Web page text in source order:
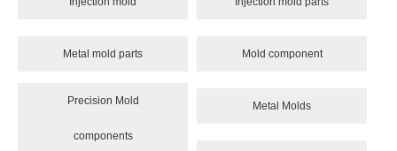
Metal mold parts Mold component
Precision Mold
components
Metal Molds